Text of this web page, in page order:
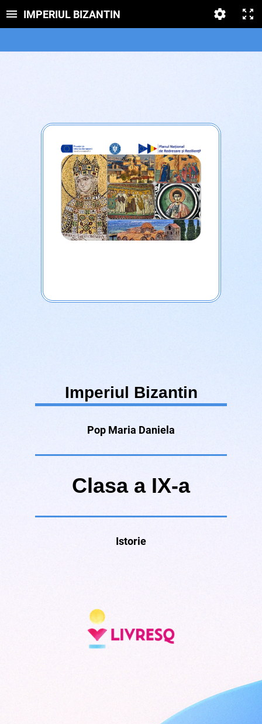
IMPERIUL BIZANTIN
Imperiul Bizantin
Pop Maria Daniela
Clasa a IX-a
Istorie